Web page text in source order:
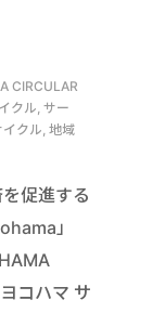
CIRCULAR
クル, サー
クル, 地域
促進する
」
コハマ サ